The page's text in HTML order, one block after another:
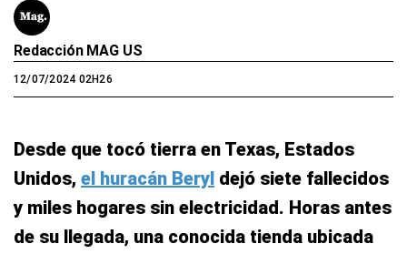
Redacción MAG US
12/07/2024 02H26
Desde que tocó tierra en Texas, Estados
Unidos, el huracán Beryl dejó siete fallecidos
y miles hogares sin electricidad. Horas antes
de su llegada, una conocida tienda ubicada